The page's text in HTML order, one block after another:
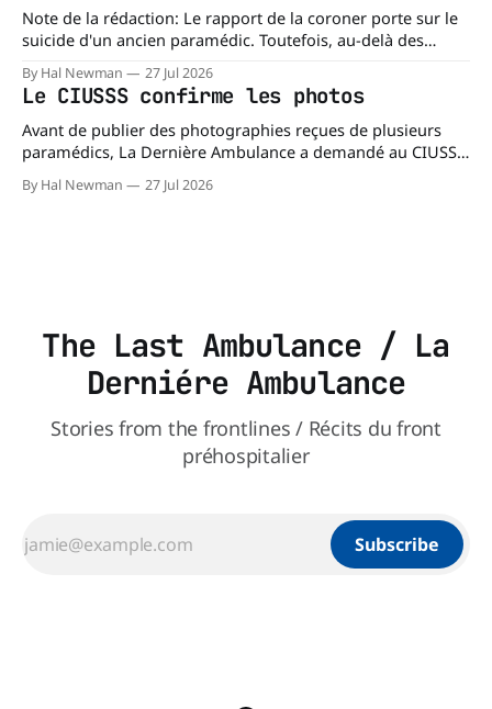
Note de la rédaction: Le rapport de la coroner porte sur le
suicide d'un ancien paramédic. Toutefois, au-delà des
circonstances ayant mené à cette enquête, il s'intéresse à
une question plus large : les blessures psychologiques chez
les paramédics et les mécanismes de soutien qui leur
By Hal Newman 27 Jul 2026
Le CIUSSS confirme les photos
Avant de publier des photographies reçues de plusieurs
paramédics, La Dernière Ambulance a demandé au CIUSSS
du Nord-de-l'Île-de-Montréal de confirmer leur authenticité
ainsi que leur utilisation. Dans un courriel transmis à La
By Hal Newman 27 Jul 2026
The Last Ambulance / La
Derniére Ambulance
Stories from the frontlines / Récits du front
préhospitalier
Subscribe